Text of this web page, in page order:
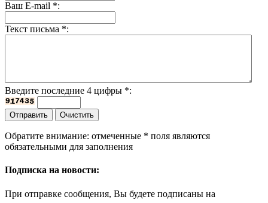
Ваш E-mail *:
Текст письма *:
Введите последние 4 цифры *:
Обратите внимание: отмеченные * поля являются
обязательными для заполнения
Подписка на новости:
При отправке сообщения, Вы будете подписаны на